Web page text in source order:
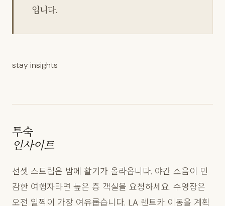
입니다.
stay insights
투숙
인사이트
선셋 스트립은 밤에 활기가 올라옵니다. 야간 소음이 민
감한 여행자라면 높은 층 객실을 요청하세요. 수영장은
오전 일찍이 가장 여유롭습니다. LA 렌트카 이동을 계획